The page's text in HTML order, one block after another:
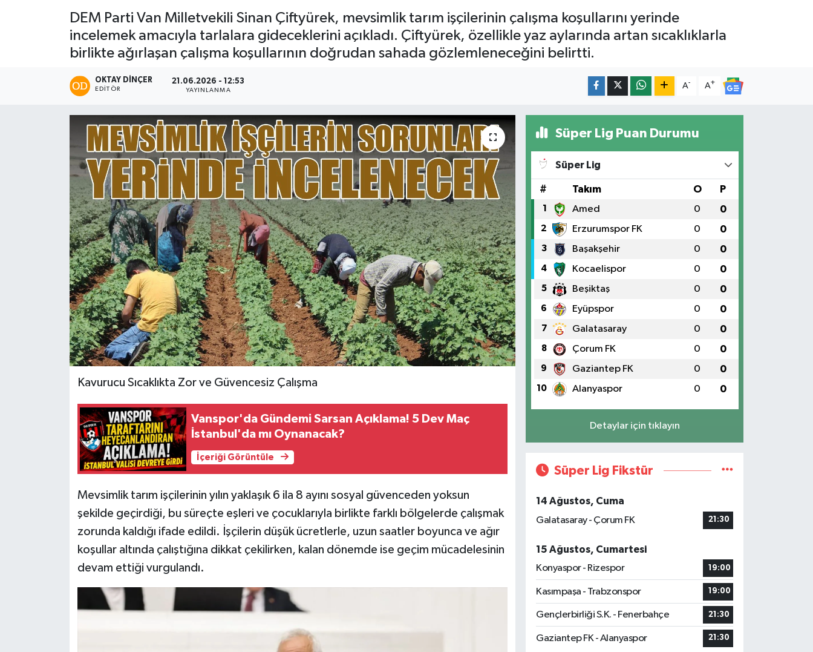
DEM Parti Van Milletvekili Sinan Çiftyürek, mevsimlik tarım işçilerinin çalışma koşullarını yerinde
incelemek amacıyla tarlalara gideceklerini açıkladı. Çiftyürek, özellikle yaz aylarında artan sıcaklıklarla
birlikte ağırlaşan çalışma koşullarının doğrudan sahada gözlemleneceğini belirtti.
OKTAY DİNÇER
EDITÖR
21.06.2026 - 12:53
YAYINLANMA
A- A+
Kavurucu Sıcaklıkta Zor ve Güvencesiz Çalışma
Vanspor'da Gündemi Sarsan Açıklama! 5 Dev Maç
İstanbul'da mı Oynanacak?
İçeriği Görüntüle
Mevsimlik tarım işçilerinin yılın yaklaşık 6 ila 8 ayını sosyal güvenceden yoksun
şekilde geçirdiği, bu süreçte eşleri ve çocuklarıyla birlikte farklı bölgelerde çalışmak
zorunda kaldığı ifade edildi. İşçilerin düşük ücretlerle, uzun saatler boyunca ve ağır
koşullar altında çalıştığına dikkat çekilirken, kalan dönemde ise geçim mücadelesinin
devam ettiği vurgulandı.
Süper Lig Puan Durumu
Süper Lig
# Takım O P
1 Amed 0 0
2 Erzurumspor FK 0 0
3 Başakşehir 0 0
4 Kocaelispor 0 0
5 Beşiktaş 0 0
6 Eyüpspor 0 0
7 Galatasaray 0 0
8 Çorum FK 0 0
9 Gaziantep FK 0 0
10 Alanyaspor 0 0
Detaylar için tıklayın
Süper Lig Fikstür
14 Ağustos, Cuma
Galatasaray - Çorum FK
21:30
15 Ağustos, Cumartesi
Konyaspor - Rizespor
19:00
Kasımpaşa - Trabzonspor 19:00
Gençlerbirliği S.K. - Fenerbahçe 21:30
Gaziantep FK - Alanyaspor 21:30